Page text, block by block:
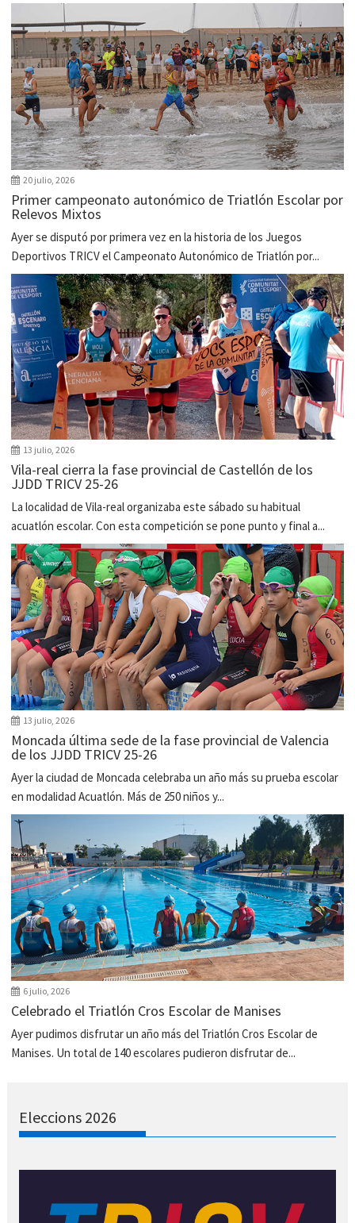
20 julio, 2026
Primer campeonato autonómico de Triatlón Escolar por
Relevos Mixtos
Ayer se disputó por primera vez en la historia de los Juegos
Deportivos TRICV el Campeonato Autonómico de Triatlón por...
13 julio, 2026
Vila-real cierra la fase provincial de Castellón de los
JJDD TRICV 25-26
La localidad de Vila-real organizaba este sábado su habitual
acuatlón escolar. Con esta competición se pone punto y final a...
13 julio, 2026
Moncada última sede de la fase provincial de Valencia
de los JJDD TRICV 25-26
Ayer la ciudad de Moncada celebraba un año más su prueba escolar
en modalidad Acuatlón. Más de 250 niños y...
6 julio, 2026
Celebrado el Triatlón Cros Escolar de Manises
Ayer pudimos disfrutar un año más del Triatlón Cros Escolar de
Manises. Un total de 140 escolares pudieron disfrutar de...
Eleccions 2026